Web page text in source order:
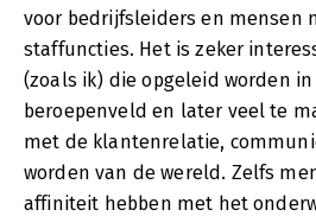
voor bedrijfsleiders en mensen
staffuncties. Het is zeker
(zoals ik) die opgeleid worden
beroepenveld en later veel te
met de klantenrelatie,
worden van de wereld. Zelfs
affiniteit hebben met het